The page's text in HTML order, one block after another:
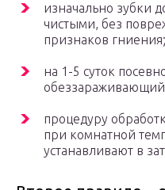
изначально зубки
чистыми, без
признаков гниения;
на 1-5 суток
обеззараживающий
процедуру
при комнатной
устанавливают в